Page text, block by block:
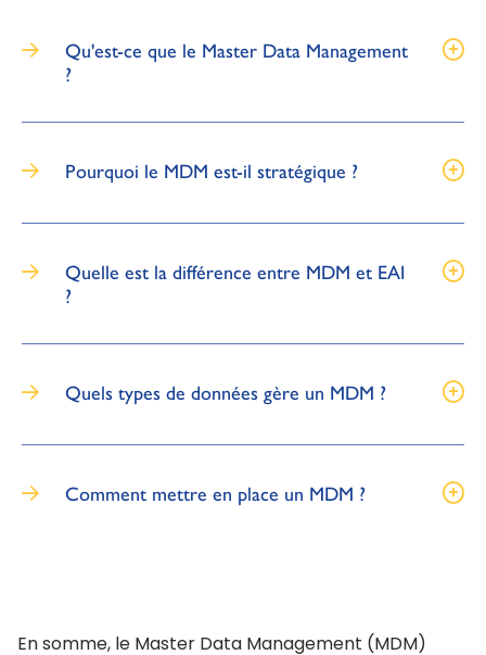
Qu'est-ce que le Master Data Management
?
Pourquoi le MDM est-il stratégique ?
Quelle est la différence entre MDM et EAI
?
Quels types de données gère un MDM ?
Comment mettre en place un MDM ?
En somme, le Master Data Management (MDM)